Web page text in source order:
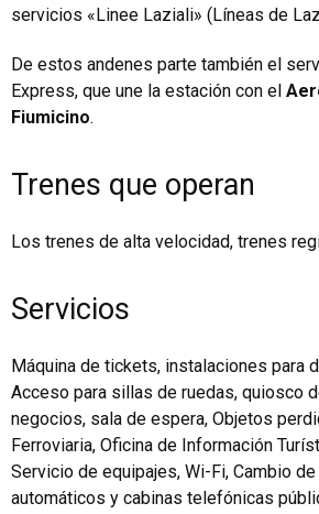
servicios «Linee Laziali» (Líneas de
De estos andenes parte también el
Express, que une la estación con el
Fiumicino.
Trenes que operan
Los trenes de alta velocidad, trenes
Servicios
Máquina de tickets, instalaciones para
Acceso para sillas de ruedas, quiosco
negocios, sala de espera, Objetos
Ferroviaria, Oficina de Información
Servicio de equipajes, Wi-Fi, Cambio
automáticos y cabinas telefónicas